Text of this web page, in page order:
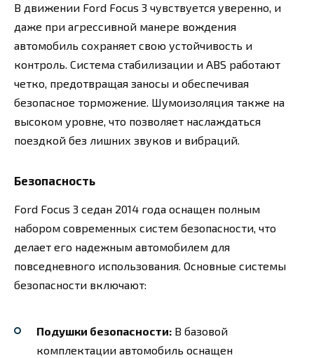
В движении Ford Focus 3 чувствуется уверенно, и
даже при агрессивной манере вождения
автомобиль сохраняет свою устойчивость и
контроль. Система стабилизации и ABS работают
четко, предотвращая заносы и обеспечивая
безопасное торможение. Шумоизоляция также на
высоком уровне, что позволяет наслаждаться
поездкой без лишних звуков и вибраций.
Безопасность
Ford Focus 3 седан 2014 года оснащен полным
набором современных систем безопасности, что
делает его надежным автомобилем для
повседневного использования. Основные системы
безопасности включают:
Подушки безопасности: В базовой
комплектации автомобиль оснащен